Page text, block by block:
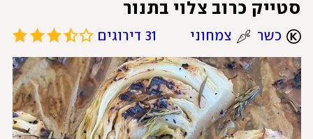
סטייק כרוב צלוי בתנור
כשר צמחוני 31 דירוגים